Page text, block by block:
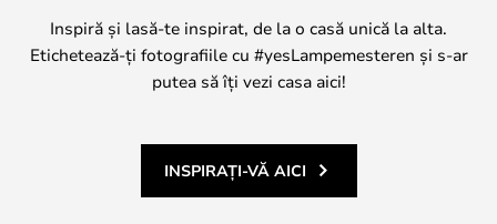
Inspiră și lasă-te inspirat, de la o casă unică la alta.
Etichetează-ți fotografiile cu #yesLampemesteren și s-ar
putea să îți vezi casa aici!
INSPIRAȚI-VĂ AICI